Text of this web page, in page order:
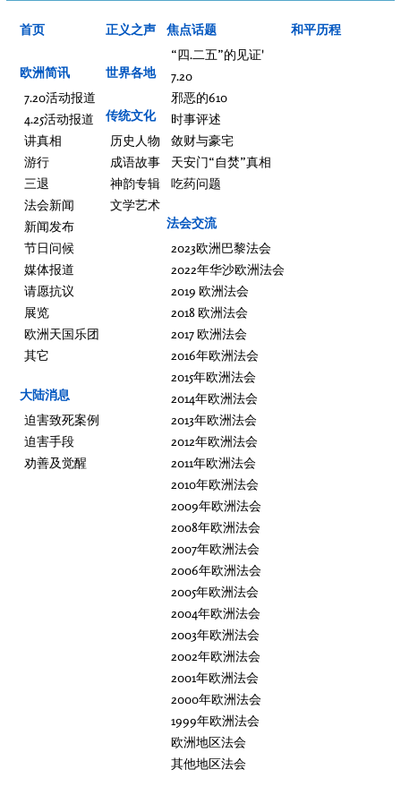
首页
欧洲简讯
7.20活动报道
4.25活动报道
讲真相
游行
三退
法会新闻
新闻发布
节日问候
媒体报道
请愿抗议
展览
欧洲天国乐团
其它
大陆消息
迫害致死案例
迫害手段
劝善及觉醒
正义之声
世界各地
传统文化
历史人物
成语故事
神韵专辑
文学艺术
焦点话题
“四.二五”的见证'
7.20
邪恶的610
时事评述
敛财与豪宅
天安门“自焚”真相
吃药问题
法会交流
2023欧洲巴黎法会
2022年华沙欧洲法会
2019 欧洲法会
2018 欧洲法会
2017 欧洲法会
2016年欧洲法会
2015年欧洲法会
2014年欧洲法会
2013年欧洲法会
2012年欧洲法会
2011年欧洲法会
2010年欧洲法会
2009年欧洲法会
2008年欧洲法会
2007年欧洲法会
2006年欧洲法会
2005年欧洲法会
2004年欧洲法会
2003年欧洲法会
2002年欧洲法会
2001年欧洲法会
2000年欧洲法会
1999年欧洲法会
欧洲地区法会
其他地区法会
和平历程